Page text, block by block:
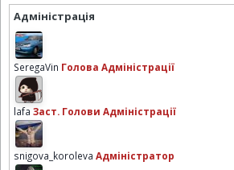
Адміністрація
SeregaVin Голова Адміністрації
lafa Заст. Голови Адміністрації
snigova_koroleva Адміністратор